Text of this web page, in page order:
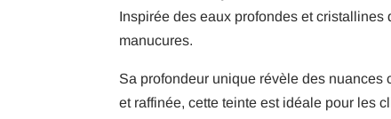
Inspirée des eaux profondes et
manucures.
Sa profondeur unique révèle des
et raffinée, cette teinte est idéale pour les